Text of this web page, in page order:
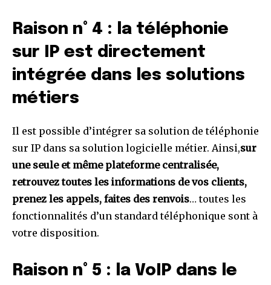
Raison n° 4 : la téléphonie
sur IP est directement
intégrée dans les solutions
métiers
Il est possible d’intégrer sa solution de téléphonie
sur IP dans sa solution logicielle métier. Ainsi,sur
une seule et même plateforme centralisée,
retrouvez toutes les informations de vos clients,
prenez les appels, faites des renvois… toutes les
fonctionnalités d’un standard téléphonique sont à
votre disposition.
Raison n° 5 : la VoIP dans le